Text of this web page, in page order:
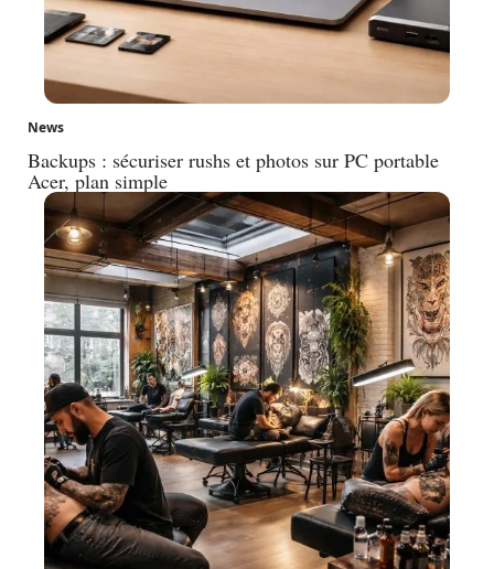
News
Backups : sécuriser rushs et photos sur PC portable
Acer, plan simple